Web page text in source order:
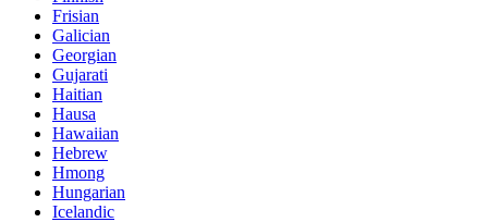
Frisian
Galician
Georgian
Gujarati
Haitian
Hausa
Hawaiian
Hebrew
Hmong
Hungarian
Icelandic